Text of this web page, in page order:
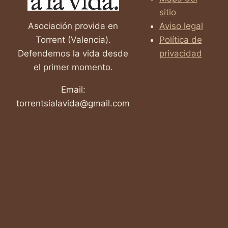
Asociación provida en
Torrent (Valencia).
Defendemos la vida desde
el primer momento.
Email:
torrentsialavida@gmail.com
sitio
Aviso legal
Política de
privacidad